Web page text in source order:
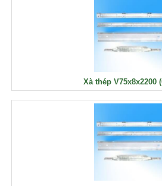
Xà thép V75x8x2200